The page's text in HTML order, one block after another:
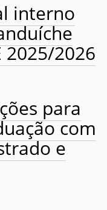
interno
2025/2026
para
com
e